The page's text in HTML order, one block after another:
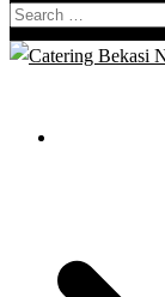
for: